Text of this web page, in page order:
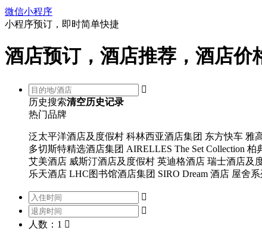
微信小程序
小程序预订，即时简单快捷
酒店预订，酒店推荐，酒店价

历史搜索清空历史记录
热门品牌
泛太平洋酒店及度假村 科林西亚酒店集团 东方快车 雅
多切斯特精选酒店集团 AIRELLES The Set Collection 柏
艾美酒店 威斯汀酒店及度假村 英迪格酒店 瑞士酒店及
乐天酒店 LHC图书馆酒店集团 SIRO Dream 酒店 屋舍系


人数：1 